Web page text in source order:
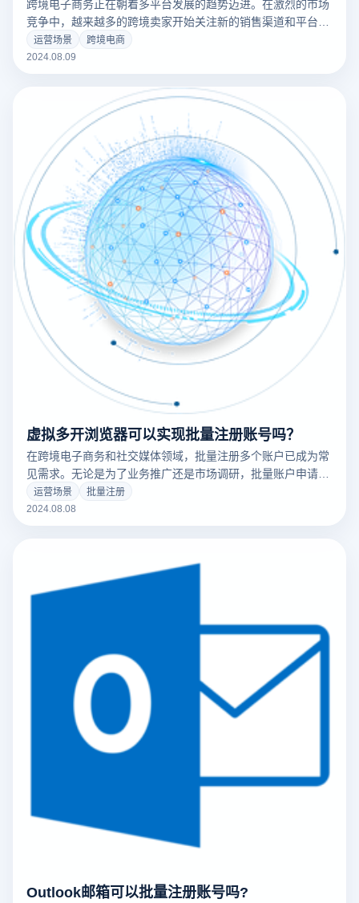
跨境电子商务正在朝着多平台发展的趋势迈进。在激烈的市场
竞争中，越来越多的跨境卖家开始关注新的销售渠道和平台，
开设多个店铺和账户以提升产品曝光率和销量。
运营场景
跨境电商
2024.08.09
虚拟多开浏览器可以实现批量注册账号吗？
在跨境电子商务和社交媒体领域，批量注册多个账户已成为常
见需求。无论是为了业务推广还是市场调研，批量账户申请都
能带来显著的效率提升。本文将探讨如何使用虚拟多开浏览器
实现批量账户注册，并解决可能出现的账户关联问题。
运营场景
批量注册
2024.08.08
Outlook邮箱可以批量注册账号吗?